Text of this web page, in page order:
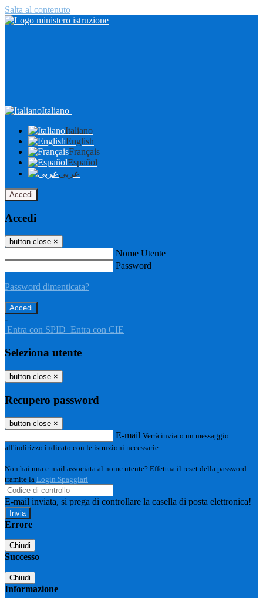
Salta al contenuto
Italiano
Italiano
English
Français
Español
عربى
Accedi
Accedi
button close ×
Nome Utente
Password
Password dimenticata?
-
Entra con SPID Entra con CIE
Seleziona utente
button close ×
Recupero password
button close ×
E-mail Verrà inviato un messaggio
all'indirizzo indicato con le istruzioni necessarie.
Non hai una e-mail associata al nome utente? Effettua il reset della password
tramite la Login Spaggiari
E-mail inviata, si prega di controllare la casella di posta elettronica!
Errore
Chiudi
Successo
Chiudi
Informazione